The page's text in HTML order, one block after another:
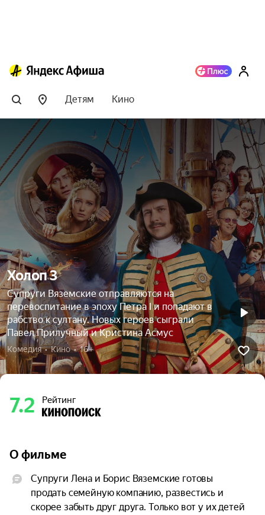
Детям Кино
Холоп 3
Супруги Вяземские отправляются на
перевоспитание в эпоху Петра I и попадают в
рабство к султану. Новых героев сыграли
Павел Прилучный и Кристина Асмус
Комедия  •  Кино  •  16+
7.2 Рейтинг
О фильме
Супруги Лена и Борис Вяземские готовы
продать семейную компанию, развестись и
скорее забыть друг друга. Только вот у их детей